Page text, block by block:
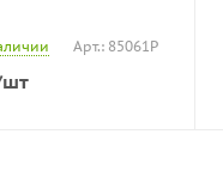
Арт.: 85061Р